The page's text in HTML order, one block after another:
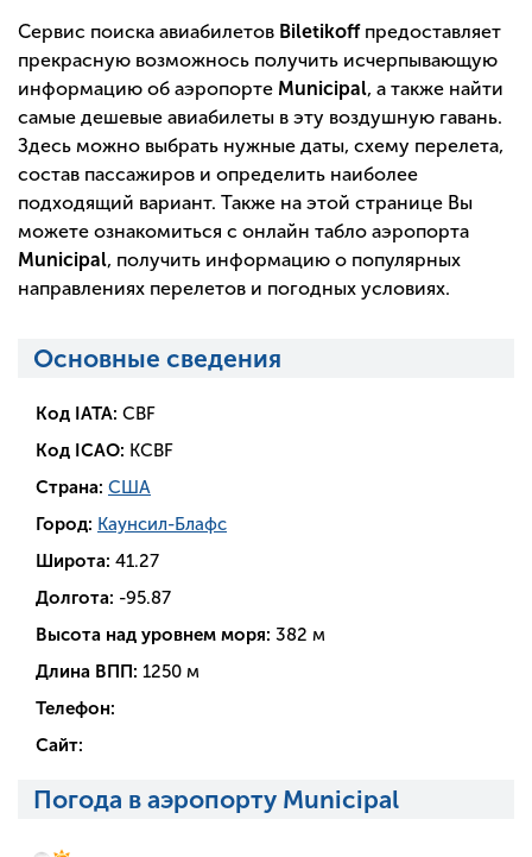
Сервис поиска авиабилетов Biletikoffпредоставляет
прекрасную возможнось получить исчерпывающую
информацию об аэропорте Municipal, а также найти
самые дешевые авиабилеты в эту воздушную гавань.
Здесь можно выбрать нужные даты, схему перелета,
состав пассажиров и определить наиболее
подходящий вариант. Также на этой странице Вы
можете ознакомиться с онлайн табло аэропорта
Municipal, получить информацию о популярных
направлениях перелетов и погодных условиях.
Основные сведения
Код IATA: CBF
Код ICAO: KCBF
Страна: США
Город: Каунсил-Блафс
Широта: 41.27
Долгота: -95.87
Высота над уровнем моря: 382 м
Длина ВПП: 1250 м
Телефон:
Сайт:
Погода в аэропорту Municipal